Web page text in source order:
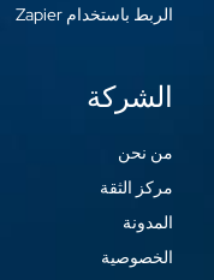
الربط باستخدام Zapier
الشركة
من نحن
مركز الثقة
المدونة
الخصوصية